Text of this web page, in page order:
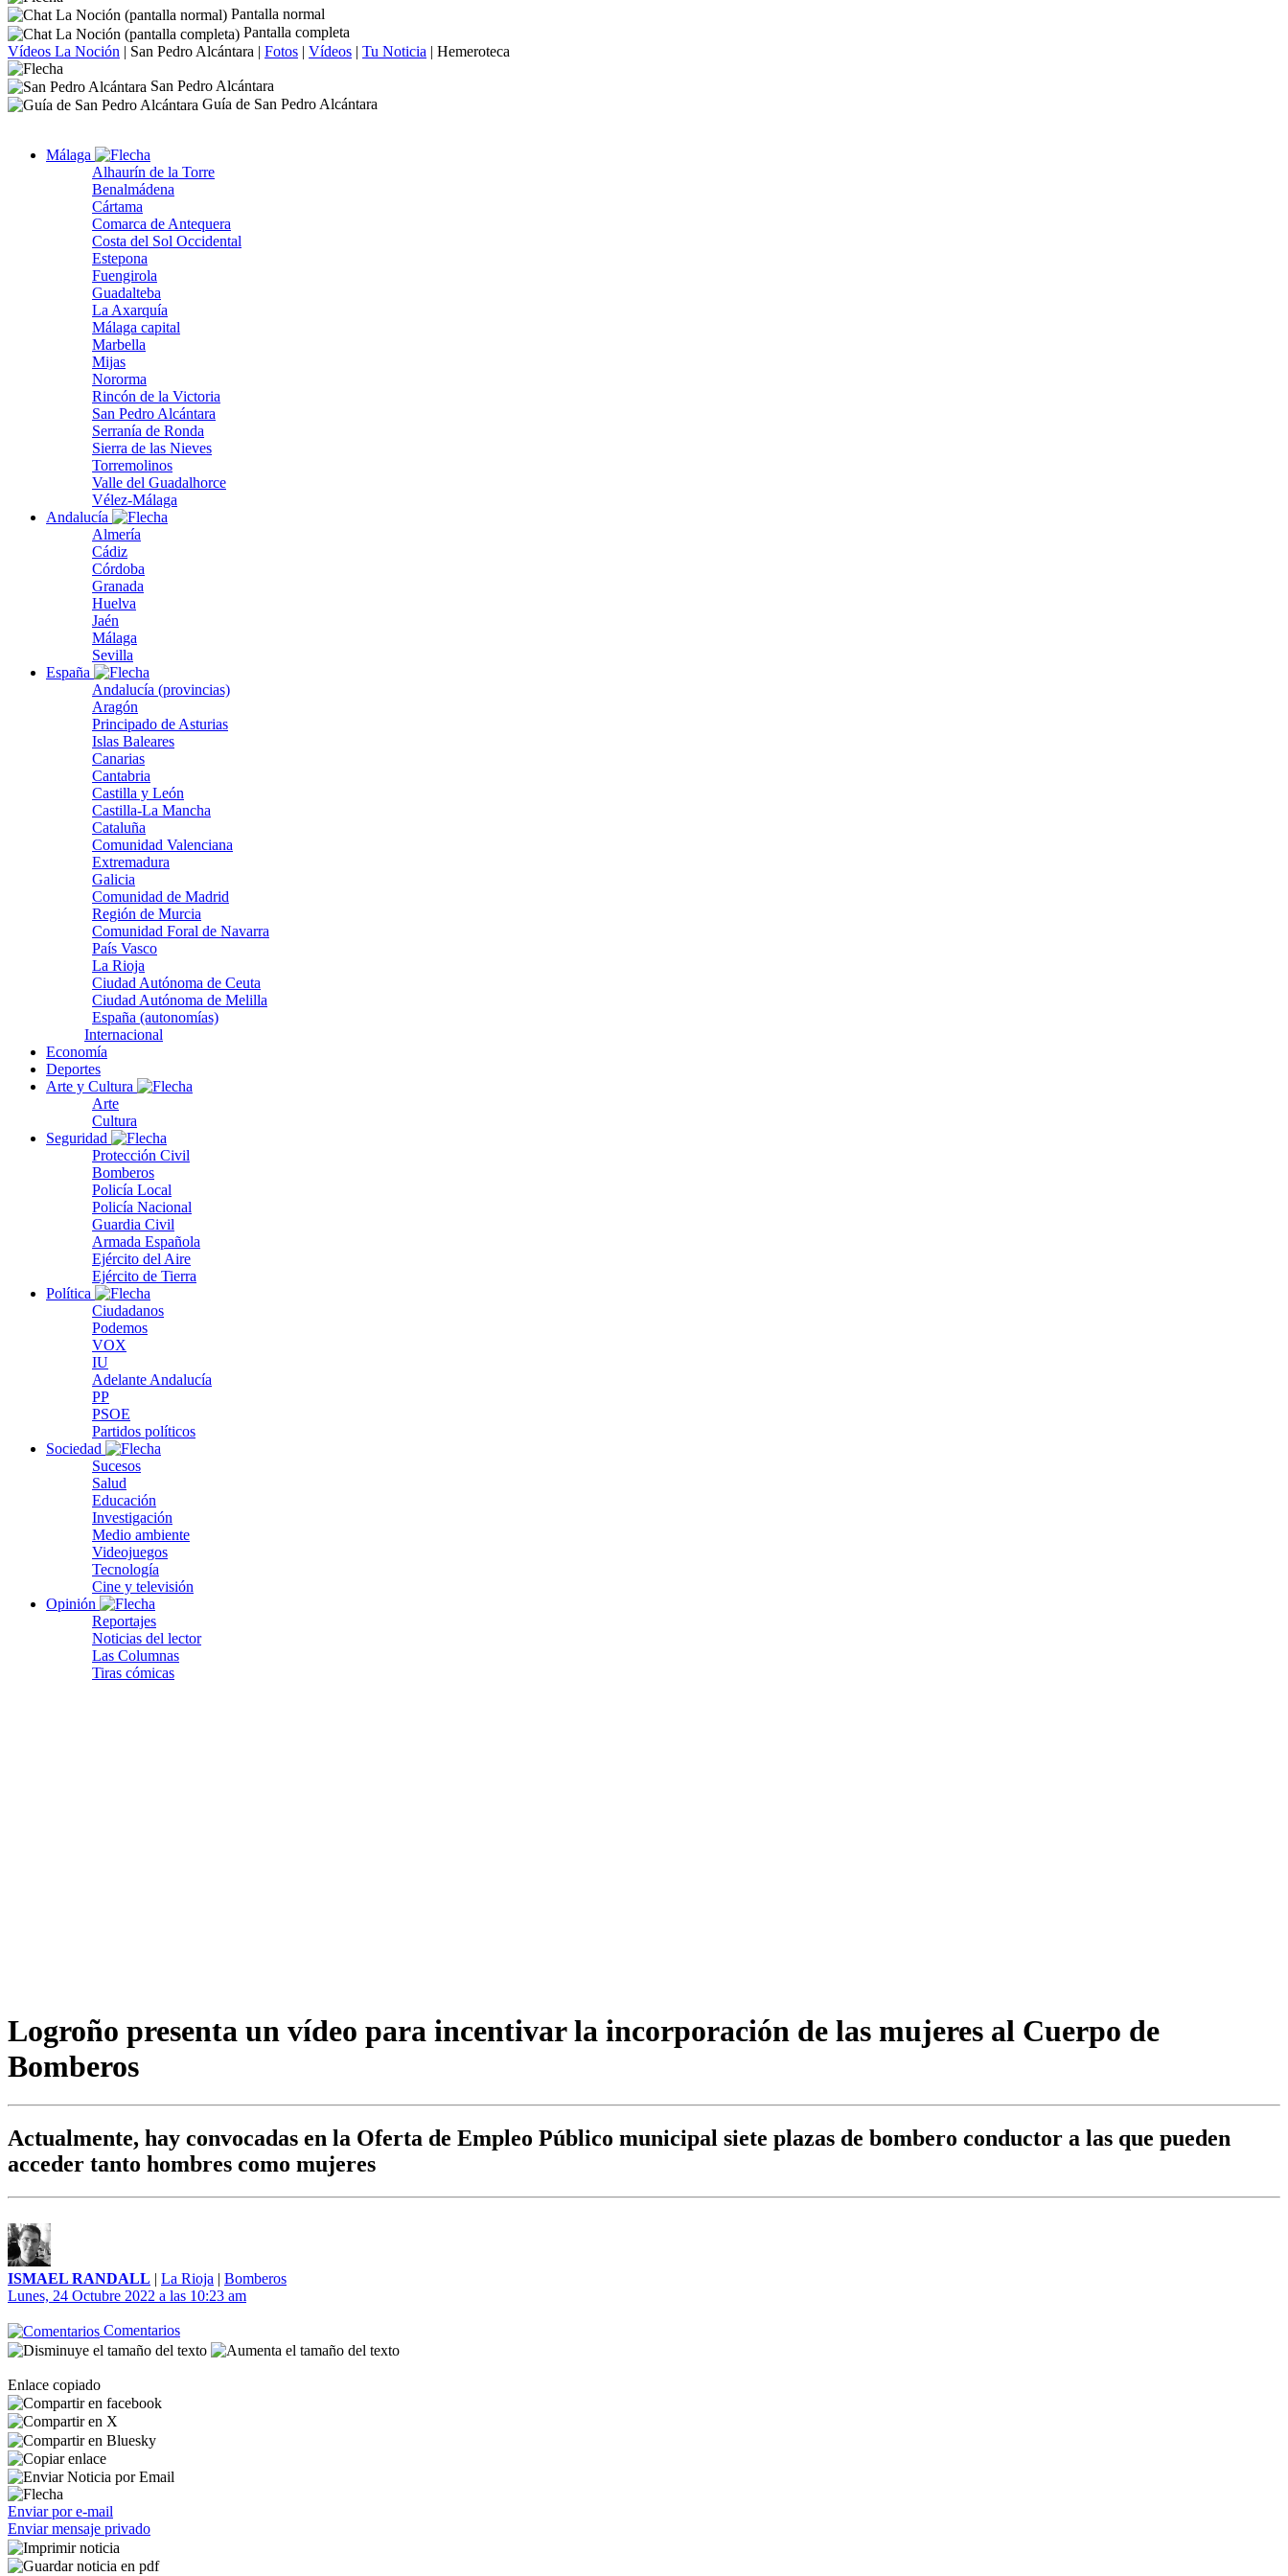
Pantalla normal
Pantalla completa
Vídeos La Noción | San Pedro Alcántara | Fotos | Vídeos | Tu Noticia | Hemeroteca
San Pedro Alcántara
Guía de San Pedro Alcántara
Málaga
Alhaurín de la Torre
Benalmádena
Cártama
Comarca de Antequera
Costa del Sol Occidental
Estepona
Fuengirola
Guadalteba
La Axarquía
Málaga capital
Marbella
Mijas
Nororma
Rincón de la Victoria
San Pedro Alcántara
Serranía de Ronda
Sierra de las Nieves
Torremolinos
Valle del Guadalhorce
Vélez-Málaga
Andalucía
Almería
Cádiz
Córdoba
Granada
Huelva
Jaén
Málaga
Sevilla
España
Andalucía (provincias)
Aragón
Principado de Asturias
Islas Baleares
Canarias
Cantabria
Castilla y León
Castilla-La Mancha
Cataluña
Comunidad Valenciana
Extremadura
Galicia
Comunidad de Madrid
Región de Murcia
Comunidad Foral de Navarra
País Vasco
La Rioja
Ciudad Autónoma de Ceuta
Ciudad Autónoma de Melilla
España (autonomías)
Internacional
Economía
Deportes
Arte y Cultura
Arte
Cultura
Seguridad
Protección Civil
Bomberos
Policía Local
Policía Nacional
Guardia Civil
Armada Española
Ejército del Aire
Ejército de Tierra
Política
Ciudadanos
Podemos
VOX
IU
Adelante Andalucía
PP
PSOE
Partidos políticos
Sociedad
Sucesos
Salud
Educación
Investigación
Medio ambiente
Videojuegos
Tecnología
Cine y televisión
Opinión
Reportajes
Noticias del lector
Las Columnas
Tiras cómicas
Logroño presenta un vídeo para incentivar la incorporación de las mujeres al Cuerpo de
Bomberos
Actualmente, hay convocadas en la Oferta de Empleo Público municipal siete plazas de bombero conductor a las que pueden
acceder tanto hombres como mujeres
ISMAEL RANDALL | La Rioja | Bomberos
Lunes, 24 Octubre 2022 a las 10:23 am
Comentarios
Enlace copiado
Enviar por e-mail
Enviar mensaje privado